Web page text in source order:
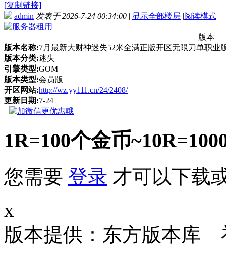
[复制链接]
admin 发表于 2026-7-24 00:34:00 | 显示全部楼层 |阅读模式
版本
版本名称:7月最新大财神迷失52米全满正版开区无限刀单职业
版本分类:迷失
引擎类型:GOM
版本类型:会员版
开区网站:http://wz.yy111.cn/24/2408/
更新日期:7-24
1R=100个金币
您需要 登录 才可以下载
x
版本提供：东方版本库